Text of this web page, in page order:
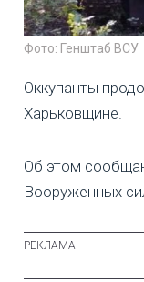
Фото: Генштаб ВСУ
Оккупанты
Харьковщине.
Об этом
Вооруженных